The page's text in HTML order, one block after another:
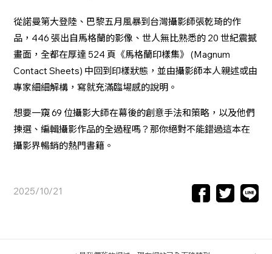
從諾曼第大登陸、巴黎五月風暴到台灣攝影師張乾琦的作
品，446 張出自馬格蘭的影像、世人無比熟悉的 20 世紀震撼
畫面，全都在厚達 524 頁《馬格蘭印樣集》 (Magnum
Contact Sheets) 中回到印樣狀態，並由攝影師本人親述或由
專家細細解構，寫就充滿臨場感的說明。
想要一窺 69 位攝影大師在幕後的創意手法和策略，以及他們
揀選、編輯攝影作品的全過程嗎？那你絕對不能錯過這本在
攝影界暢銷的熱門書籍。
2025/10/21